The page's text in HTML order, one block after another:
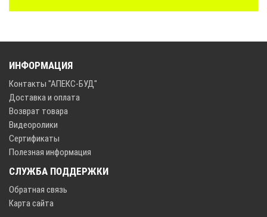
ИНФОРМАЦИЯ
Контакты "АПЕКС-БУД"
Доставка и оплата
Возврат товара
Видеоролики
Сертификаты
Полезная информация
СЛУЖБА ПОДДЕРЖКИ
Обратная связь
Карта сайта